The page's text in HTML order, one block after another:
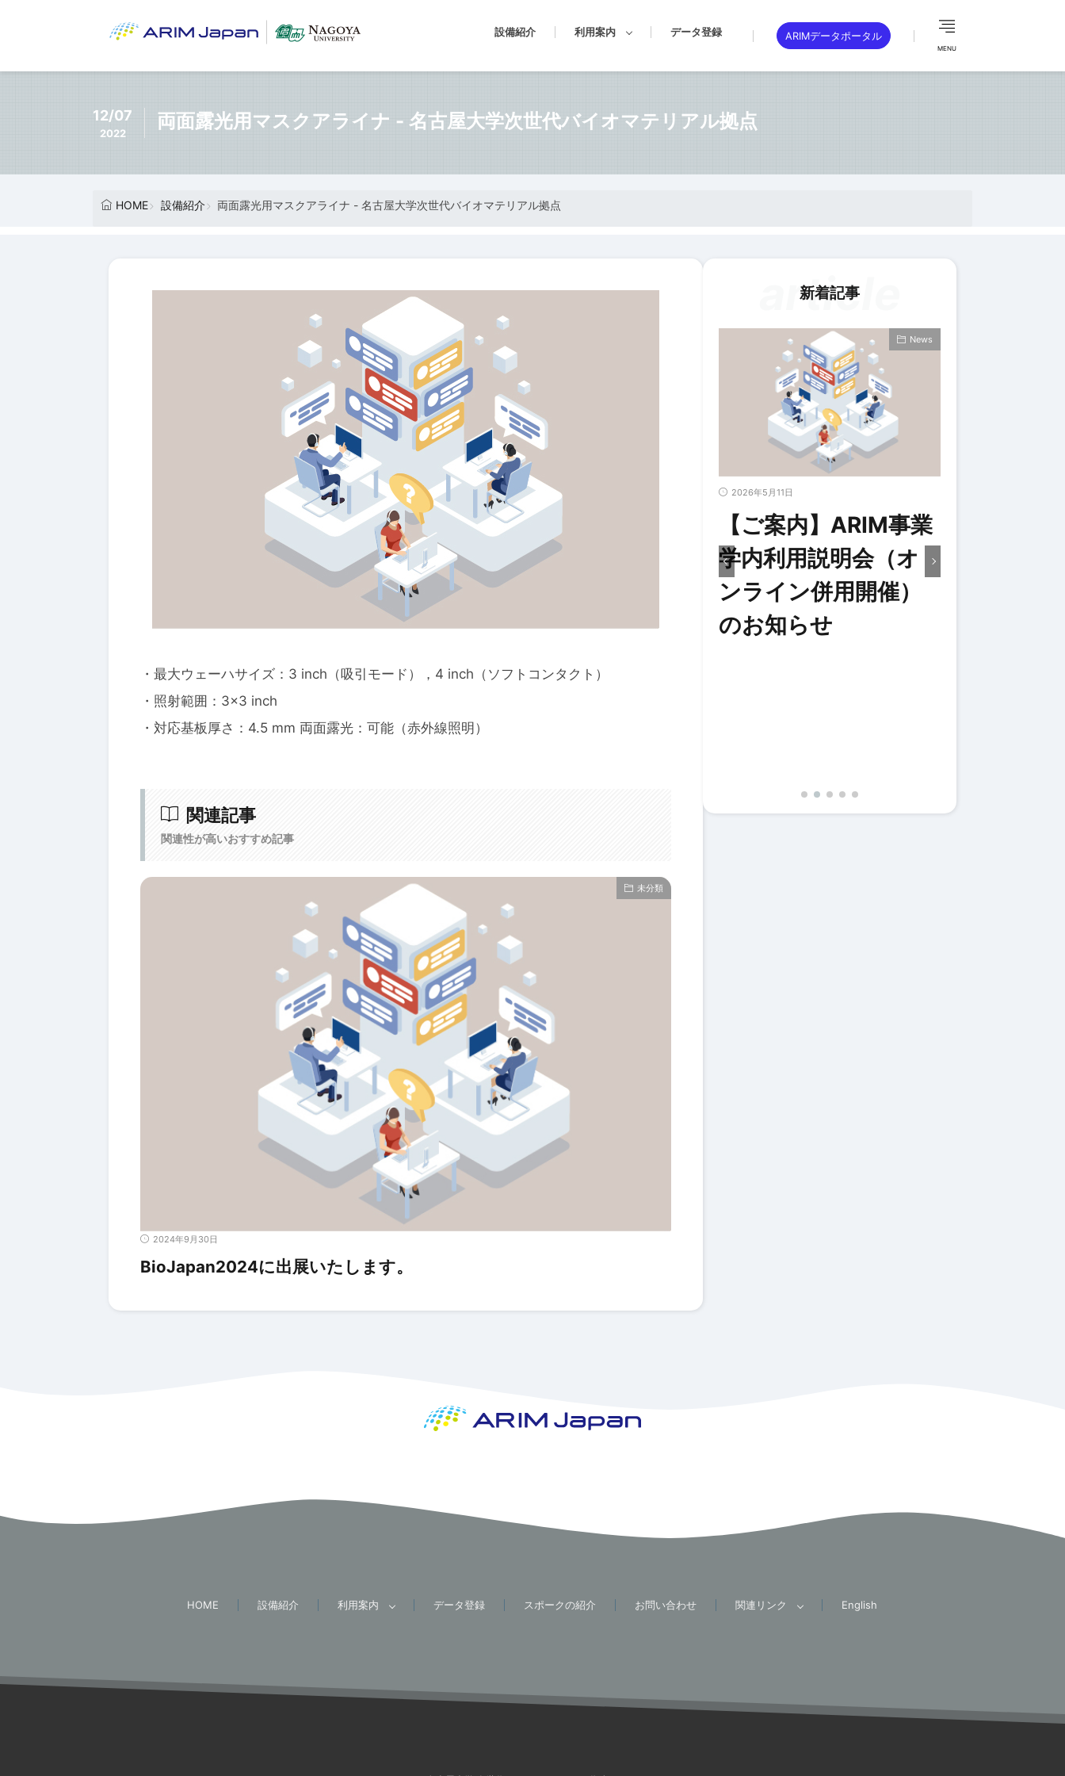
設備紹介 利用案内 データ登録 ARIMデータポータル
MENU
12/07
2022
両面露光用マスクアライナ - 名古屋大学次世代バイオマテリアル拠点
HOME 設備紹介 両面露光用マスクアライナ - 名古屋大学次世代バイオマテリアル拠点
・最大ウェーハサイズ：3 inch（吸引モード），4 inch（ソフトコンタクト）
・照射範囲：3×3 inch
・対応基板厚さ：4.5 mm 両面露光：可能（赤外線照明）
関連記事
関連性が高いおすすめ記事
未分類
2024年9月30日
BioJapan2024に出展いたします。
新着記事
article
News
2025年10月1日
リアルな実験データ
でマテリアルAI研究
を加速する新データ
サービス開始!
2026年6月1日
高校生・高専生・大学
1・2年生向け
「TOKAI SEMICON
DAY」を 2026年8月
News
2026年5月11日
【ご案内】ARIM事業
学内利用説明会（オ
ンライン併用開催）
のお知らせ
HOME 設備紹介 利用案内 データ登録 スポークの紹介 お問い合わせ 関連リンク English